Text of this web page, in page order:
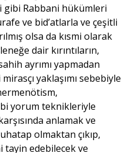
gibi Rabbani hükümleri
ve bid’atlarla ve çeşitli
olsa da kısmi olarak
dair kırıntıların,
ayrımı yapmadan
yaklaşımı sebebiyle
yorum teknikleriyle
anlamak ve
olmaktan çıkıp,
tayin edebilecek ve